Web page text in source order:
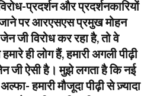
प्रदर्शन और प्रदर्शनकारियों
जाने पर आरएसएस प्रमुख मोहन
जी विरोध कर रहा है, तो वे
ही लोग हैं, हमारी अगली पीढ़ी
जी ऐसी है। मुझे लगता है कि नई
हमारी मौजूदा पीढ़ी से ज़्यादा